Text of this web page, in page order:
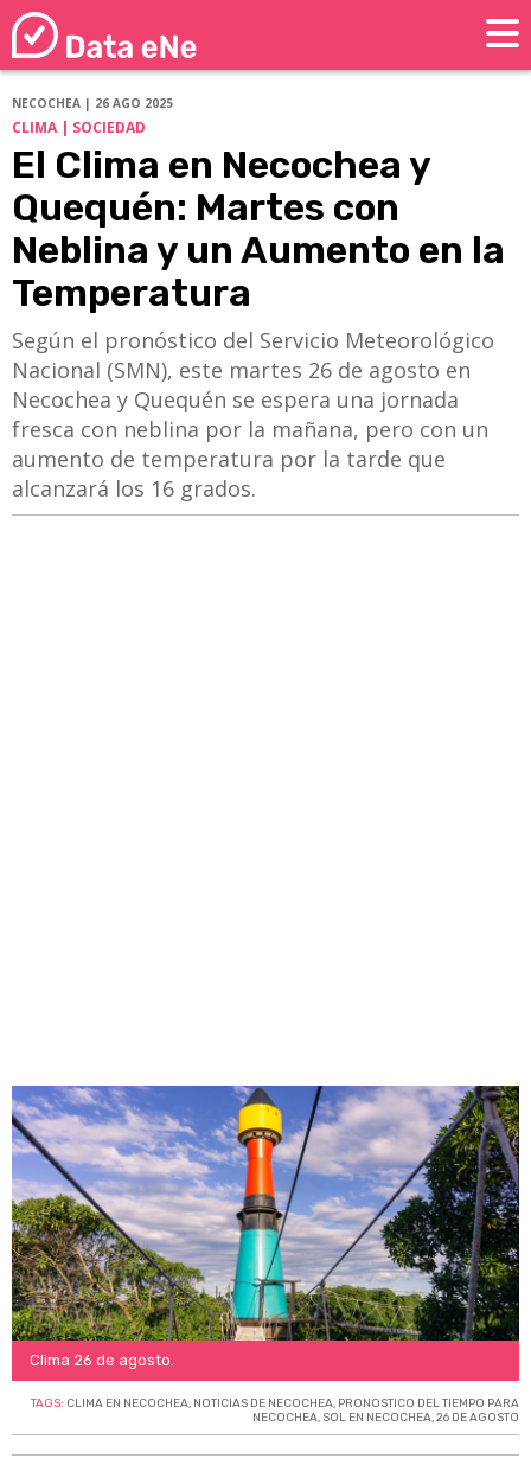
NECOCHEA | 26 AGO 2025
CLIMA | SOCIEDAD
El Clima en Necochea y
Quequén: Martes con
Neblina y un Aumento en la
Temperatura
Según el pronóstico del Servicio Meteorológico
Nacional (SMN), este martes 26 de agosto en
Necochea y Quequén se espera una jornada
fresca con neblina por la mañana, pero con un
aumento de temperatura por la tarde que
alcanzará los 16 grados.
Clima 26 de agosto.
TAGS: CLIMA EN NECOCHEA, NOTICIAS DE NECOCHEA, PRONOSTICO DEL TIEMPO PARA
NECOCHEA, SOL EN NECOCHEA,26 DE AGOSTO